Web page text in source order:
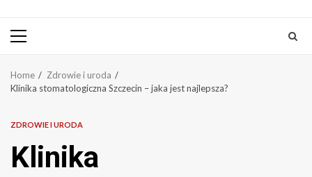
Primary
Home
Zdrowie i uroda
Klinika stomatologiczna Szczecin – jaka jest najlepsza?
ZDROWIE I URODA
Klinika